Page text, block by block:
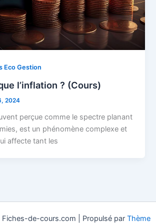
Eco Gestion
l’inflation ? (Cours)
2024
perçue comme le spectre planant
est un phénomène complexe et
affecte tant les
de-cours.com | Propulsé par Thème